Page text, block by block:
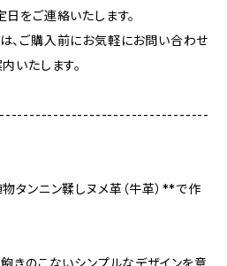
をご連絡いたします。
、ご購入前にお気軽にお問い合わせ
いたします。
タンニン鞣しヌメ革（牛革）**で作
きのこないシンプルなデザインを意